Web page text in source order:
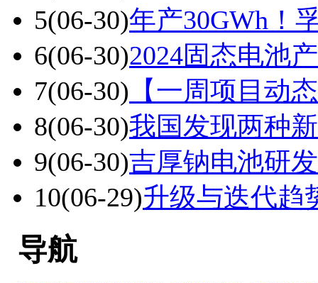
5(06-30)年产30GWh！
6(06-30)2024固态电池
7(06-30) 【一周项目动
8(06-30)我国发现两种
9(06-30)吉厚钠电池研
10(06-29)升级与迭代趋
导航